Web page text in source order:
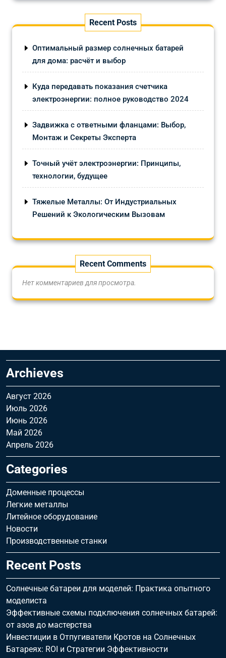
Recent Posts
Оптимальный размер солнечных батарей
для дома: расчёт и выбор
Куда передавать показания счетчика
электроэнергии: полное руководство 2024
Задвижка с ответными фланцами: Выбор,
Монтаж и Секреты Эксперта
Точный учёт электроэнергии: Принципы,
технологии, будущее
Тяжелые Металлы: От Индустриальных
Решений к Экологическим Вызовам
Recent Comments
Нет комментариев для просмотра.
Archieves
Август 2026
Июль 2026
Июнь 2026
Май 2026
Апрель 2026
Categories
Доменные процессы
Легкие металлы
Литейное оборудование
Новости
Производственные станки
Recent Posts
Солнечные батареи для моделей: Практика опытного
моделиста
Эффективные схемы подключения солнечных батарей:
от азов до мастерства
Инвестиции в Отпугиватели Кротов на Солнечных
Батареях: ROI и Стратегии Эффективности